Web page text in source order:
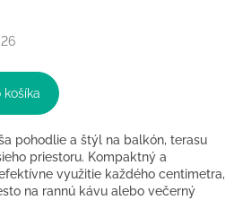
košíka
pohodlie a štýl na balkón, terasu
priestoru. Kompaktný a
využitie každého centimetra,
na rannú kávu alebo večerný